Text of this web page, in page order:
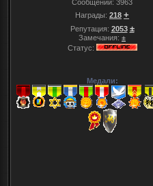
Сообщений: 3963
Награды: 218 +
Репутация: 2053 ±
Замечания: ±
Статус:
Медали: